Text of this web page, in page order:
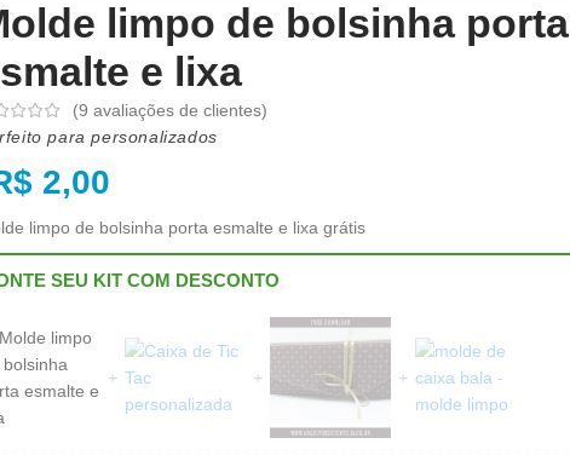
limpo de bolsinha porta
e lixa
(9 avaliações de clientes)
para personalizados
2,00
limpo de bolsinha porta esmalte e lixa grátis
SEU KIT COM DESCONTO